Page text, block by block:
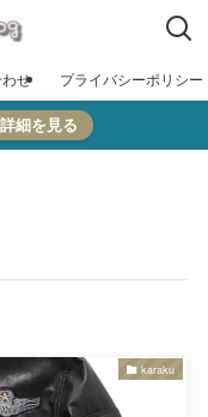
せ プライバシーポリシー
詳細を見る
karaku